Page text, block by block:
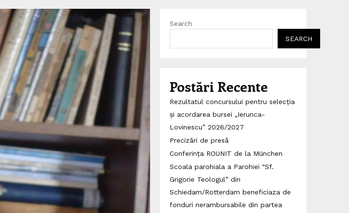
Search
SEARCH
Postări Recente
Rezultatul concursului pentru selecția
și acordarea bursei „Ierunca-
Lovinescu” 2026/2027
Precizări de presă
Conferința ROUNIT de la München
Scoala parohiala a Parohiei “Sf.
Grigorie Teologul” din
Schiedam/Rotterdam beneficiaza de
fonduri nerambursabile din partea